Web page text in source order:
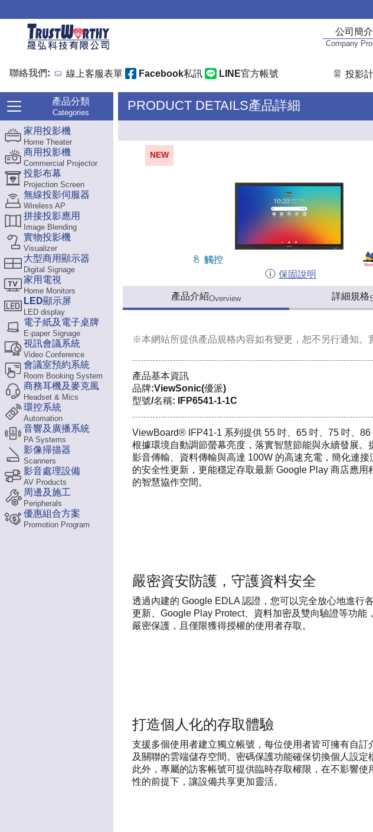
公司簡介
Company
聯絡我們: 線上客服表單 Facebook私訊 LINE官方帳號 投影
產品分類
Categories
家用投影機
Home Theater
商用投影機
Commercial Projector
投影布幕
Projection Screen
無線投影伺服器
Wireless AP
拼接投影應用
Image Blending
實物投影機
Visualizer
大型商用顯示器
Digital Signage
家用電視
Home Monitors
LED顯示屏
LED display
電子紙及電子桌牌
E-paper Signage
視訊會議系統
Video Conference
會議室預約系統
Room Booking System
商務耳機及麥克風
Headset & Mics
環控系統
Automation
音響及廣播系統
PA Systems
影像掃描器
Scanners
影音處理設備
AV Products
周邊及施工
Peripherals
優惠組合方案
Promotion Program
PRODUCT DETAILS產品詳細
NEW
觸控
保固說明
產品介紹Overview 詳細規格
※本網站所提供產品規格內容如有變更，恕不另行通知。
產品基本資訊
品牌:ViewSonic(優派)
型號/名稱: IFP6541-1-1C
ViewBoard® IFP41-1 系列提供 55 吋、65 吋、75 吋、
根據環境自動調節螢幕亮度，落實智慧節能與永續發展
影音傳輸、資料傳輸與高達 100W 的高速充電，簡化連
的安全性更新，更能穩定存取最新 Google Play 商店應
的智慧協作空間。
嚴密資安防護，守護資料安全
透過內建的 Google EDLA 認證，您可以完全放心地進行
更新、Google Play Protect、資料加密及雙向驗證等功能
嚴密保護，且僅限獲得授權的使用者存取。
打造個人化的存取體驗
支援多個使用者建立獨立帳號，每位使用者皆可擁有自訂
及關聯的雲端儲存空間。密碼保護功能確保切換個人設定
此外，專屬的訪客帳號可提供臨時存取權限，在不影響使
性的前提下，讓設備共享更加靈活。